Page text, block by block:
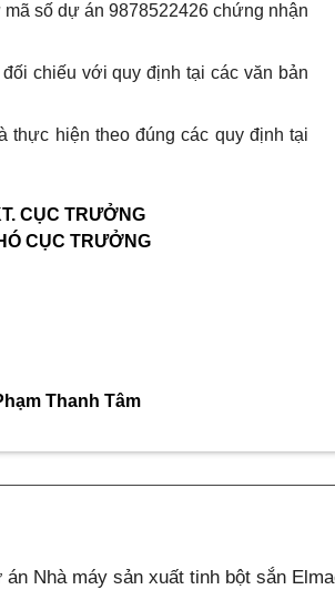
số dự án 9878522426 chứng nhận
chiếu với quy định tại các văn bản
hiện theo đúng các quy định tại
CỤC TRƯỞNG
CỤC TRƯỞNG
Thanh Tâm
Nhà máy sản xuất tinh bột sắn